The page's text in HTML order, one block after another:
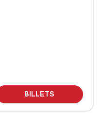
PALAIS DES SECRETS
BILLETS DES